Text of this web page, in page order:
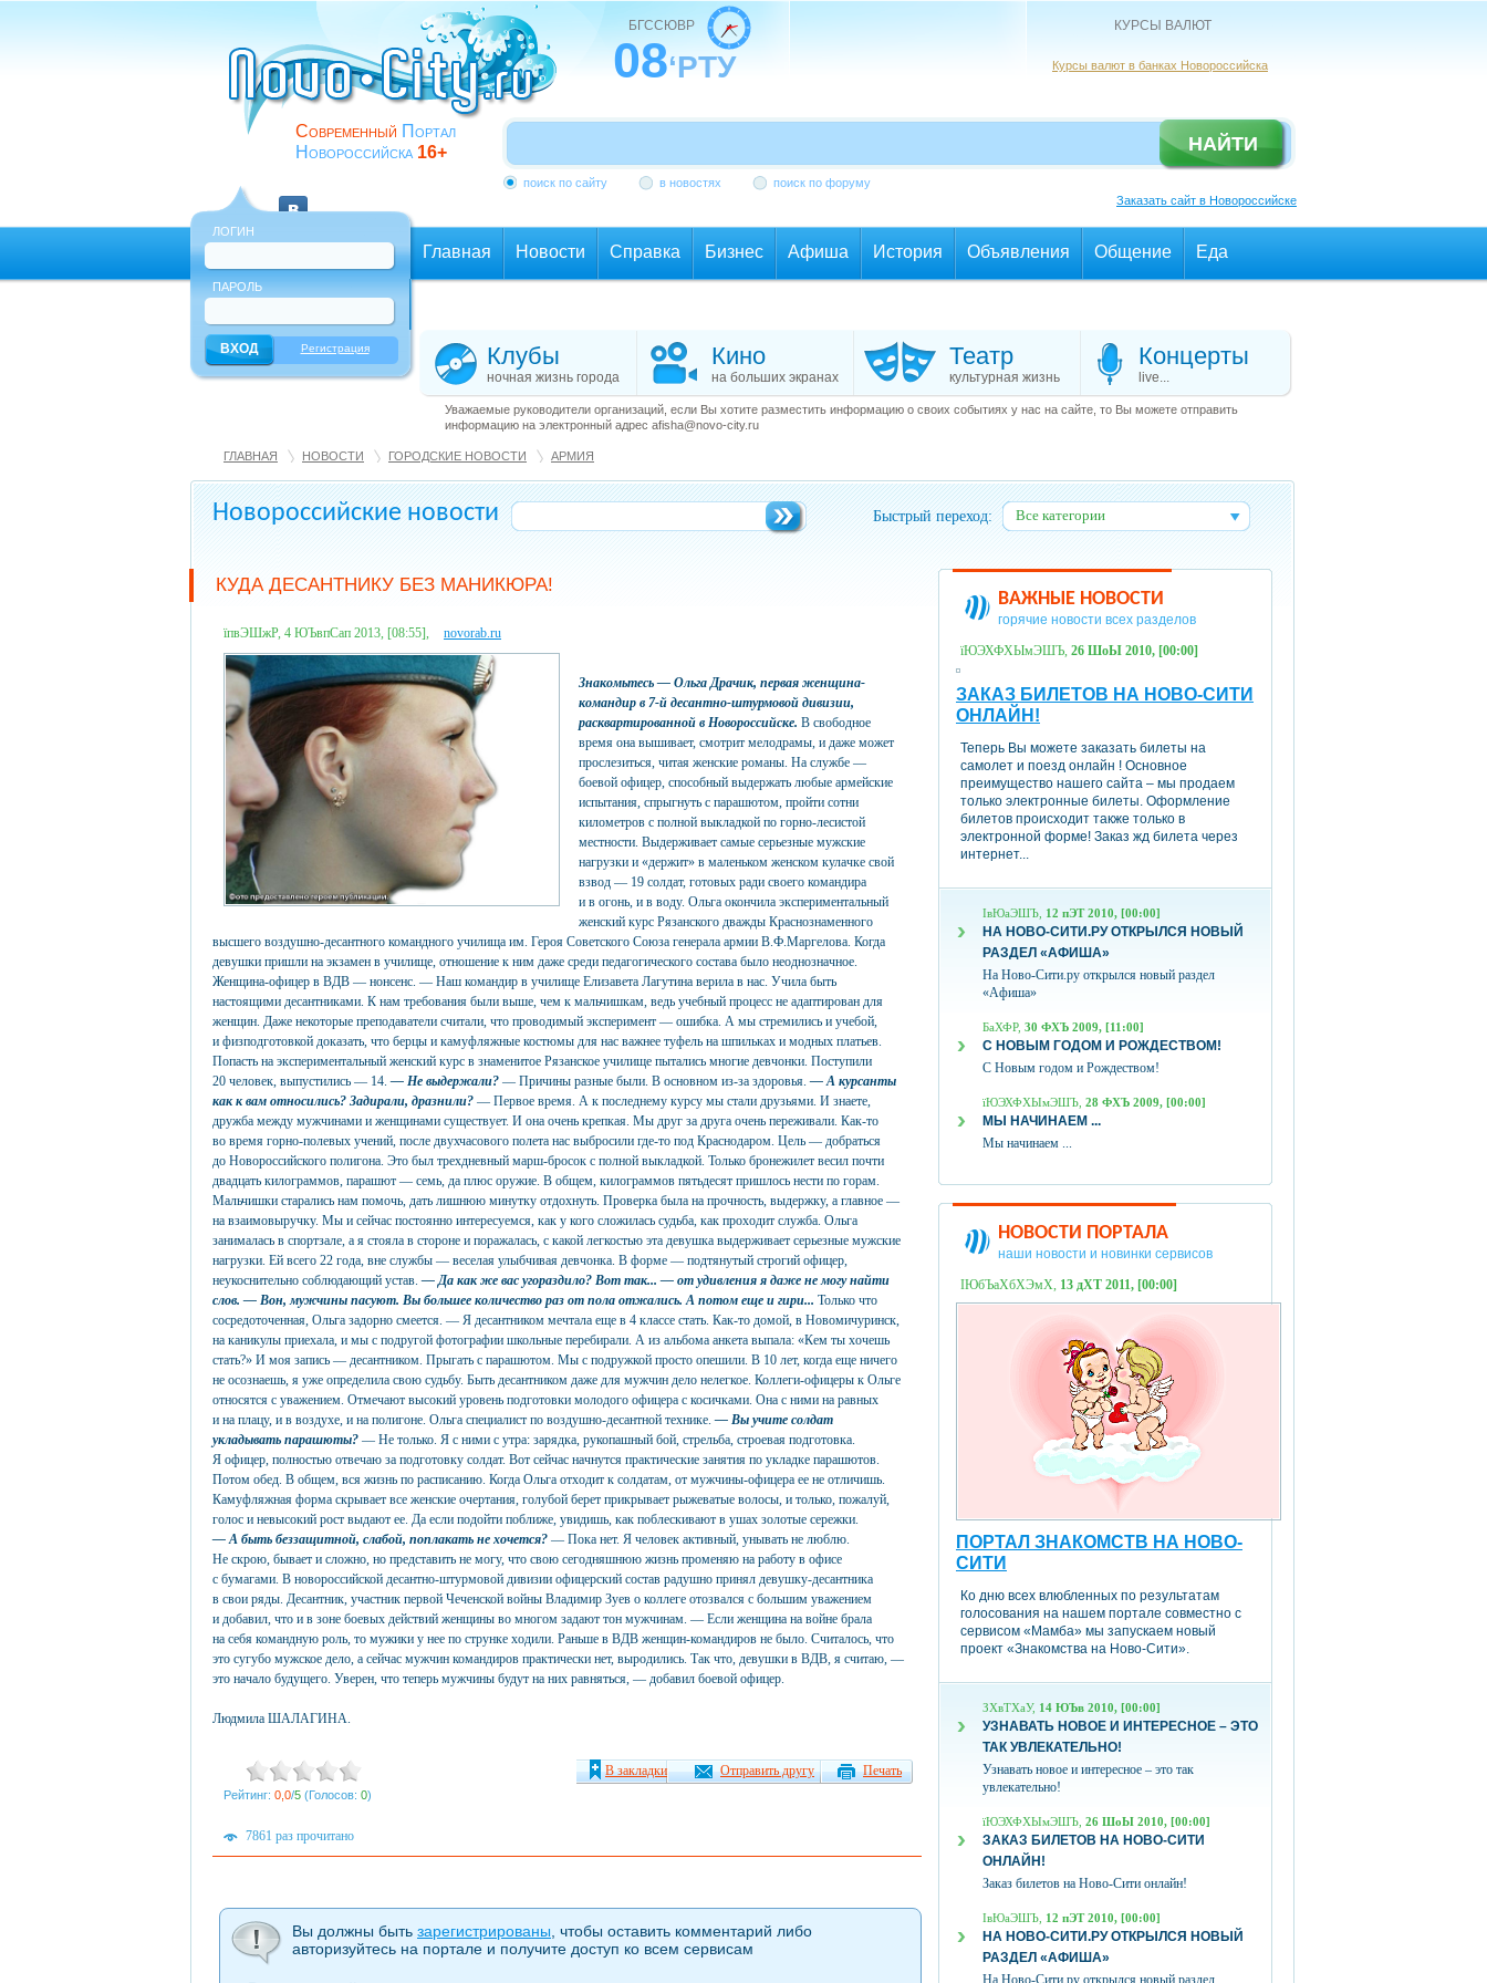
Современный Портал
Новороссийска 16+
БГССЮВР
08‘РТУ
КУРСЫ ВАЛЮТ
Курсы валют в банках Новороссийска
поиск по сайту в новостях
поиск по форуму
Заказать сайт в Новороссийске
ЛОГИН
ПАРОЛЬ
Регистрация
Главная Новости Справка Бизнес Афиша История Объявления Общение Еда
Клубы
ночная жизнь города
Кино
на больших экранах
Театр
культурная жизнь
Концерты
live...
Уважаемые руководители организаций, если Вы хотите разместить информацию о своих событиях у нас на сайте, то Вы можете отправить
информацию на электронный адрес afisha@novo-city.ru
ГЛАВНАЯ НОВОСТИ ГОРОДСКИЕ НОВОСТИ АРМИЯ
Новороссийские новости Быстрый переход: Все категории
КУДА ДЕСАНТНИКУ БЕЗ МАНИКЮРА!
їпвЭШжР, 4 ЮЪвпСап 2013, [08:55], novorab.ru
Знакомьтесь — Ольга Драчик, первая женщина-
командир в 7-й десантно-штурмовой дивизии,
расквартированной в Новороссийске. В свободное
время она вышивает, смотрит мелодрамы, и даже может
прослезиться, читая женские романы. На службе —
боевой офицер, способный выдержать любые армейские
испытания, спрыгнуть с парашютом, пройти сотни
километров с полной выкладкой по горно-лесистой
местности. Выдерживает самые серьезные мужские
нагрузки и «держит» в маленьком женском кулачке свой
взвод — 19 солдат, готовых ради своего командира
и в огонь, и в воду. Ольга окончила экспериментальный
женский курс Рязанского дважды Краснознаменного
высшего воздушно-десантного командного училища им. Героя Советского Союза генерала армии В.Ф.Маргелова. Когда
девушки пришли на экзамен в училище, отношение к ним даже среди педагогического состава было неоднозначное.
Женщина-офицер в ВДВ — нонсенс. — Наш командир в училище Елизавета Лагутина верила в нас. Учила быть
настоящими десантниками. К нам требования были выше, чем к мальчишкам, ведь учебный процесс не адаптирован для
женщин. Даже некоторые преподаватели считали, что проводимый эксперимент — ошибка. А мы стремились и учебой,
и физподготовкой доказать, что берцы и камуфляжные костюмы для нас важнее туфель на шпильках и модных платьев.
Попасть на экспериментальный женский курс в знаменитое Рязанское училище пытались многие девчонки. Поступили
20 человек, выпустились — 14.— Не выдержали? — Причины разные были. В основном из-за здоровья.— А курсанты
как к вам относились? Задирали, дразнили? — Первое время. А к последнему курсу мы стали друзьями. И знаете,
дружба между мужчинами и женщинами существует. И она очень крепкая. Мы друг за друга очень переживали. Как-то
во время горно-полевых учений, после двухчасового полета нас выбросили где-то под Краснодаром. Цель — добраться
до Новороссийского полигона. Это был трехдневный марш-бросок с полной выкладкой. Только бронежилет весил почти
двадцать килограммов, парашют — семь, да плюс оружие. В общем, килограммов пятьдесят пришлось нести по горам.
Мальчишки старались нам помочь, дать лишнюю минутку отдохнуть. Проверка была на прочность, выдержку, а главное —
на взаимовыручку. Мы и сейчас постоянно интересуемся, как у кого сложилась судьба, как проходит служба. Ольга
занималась в спортзале, а я стояла в стороне и поражалась, с какой легкостью эта девушка выдерживает серьезные мужские
нагрузки. Ей всего 22 года, вне службы — веселая улыбчивая девчонка. В форме — подтянутый строгий офицер,
неукоснительно соблюдающий устав.— Да как же вас угораздило? Вот так... — от удивления я даже не могу найти
слов. — Вон, мужчины пасуют. Вы большее количество раз от пола отжались. А потом еще и гири... Только что
сосредоточенная, Ольга задорно смеется. — Я десантником мечтала еще в 4 классе стать. Как-то домой, в Новомичуринск,
на каникулы приехала, и мы с подругой фотографии школьные перебирали. А из альбома анкета выпала: «Кем ты хочешь
стать?» И моя запись — десантником. Прыгать с парашютом. Мы с подружкой просто опешили. В 10 лет, когда еще ничего
не осознаешь, я уже определила свою судьбу. Быть десантником даже для мужчин дело нелегкое. Коллеги-офицеры к Ольге
относятся с уважением. Отмечают высокий уровень подготовки молодого офицера с косичками. Она с ними на равных
и на плацу, и в воздухе, и на полигоне. Ольга специалист по воздушно-десантной технике.— Вы учите солдат
укладывать парашюты? — Не только. Я с ними с утра: зарядка, рукопашный бой, стрельба, строевая подготовка.
Я офицер, полностью отвечаю за подготовку солдат. Вот сейчас начнутся практические занятия по укладке парашютов.
Потом обед. В общем, вся жизнь по расписанию. Когда Ольга отходит к солдатам, от мужчины-офицера ее не отличишь.
Камуфляжная форма скрывает все женские очертания, голубой берет прикрывает рыжеватые волосы, и только, пожалуй,
голос и невысокий рост выдают ее. Да если подойти поближе, увидишь, как поблескивают в ушах золотые сережки.
— А быть беззащитной, слабой, поплакать не хочется? — Пока нет. Я человек активный, унывать не люблю.
Не скрою, бывает и сложно, но представить не могу, что свою сегодняшнюю жизнь променяю на работу в офисе
с бумагами. В новороссийской десантно-штурмовой дивизии офицерский состав радушно принял девушку-десантника
в свои ряды. Десантник, участник первой Чеченской войны Владимир Зуев о коллеге отозвался с большим уважением
и добавил, что и в зоне боевых действий женщины во многом задают тон мужчинам. — Если женщина на войне брала
на себя командную роль, то мужики у нее по струнке ходили. Раньше в ВДВ женщин-командиров не было. Считалось, что
это сугубо мужское дело, а сейчас мужчин командиров практически нет, выродились. Так что, девушки в ВДВ, я считаю, —
это начало будущего. Уверен, что теперь мужчины будут на них равняться, — добавил боевой офицер.
Людмила ШАЛАГИНА.
Рейтинг: 0,0/5 (Голосов: 0)
В закладки Отправить другу Печать
7861 раз прочитано
Вы должны быть зарегистрированы , чтобы оставить комментарий либо
авторизуйтесь на портале и получите доступ ко всем сервисам
ВАЖНЫЕ НОВОСТИ
горячие новости всех разделов
їЮЭХФХЫмЭШЪ, 26 ШоЫ 2010, [00:00]
ЗАКАЗ БИЛЕТОВ НА НОВО-СИТИ
ОНЛАЙН!
Теперь Вы можете заказать билеты на
самолет и поезд онлайн ! Основное
преимущество нашего сайта – мы продаем
только электронные билеты. Оформление
билетов происходит также только в
электронной форме! Заказ жд билета через
интернет...
ІвЮаЭШЪ, 12 пЭТ 2010, [00:00]
НА НОВО-СИТИ.РУ ОТКРЫЛСЯ НОВЫЙ
РАЗДЕЛ «АФИША»
На Ново-Сити.ру открылся новый раздел
«Афиша»
БаХФР, 30 ФХЪ 2009, [11:00]
С НОВЫМ ГОДОМ И РОЖДЕСТВОМ!
С Новым годом и Рождеством!
їЮЭХФХЫмЭШЪ, 28 ФХЪ 2009, [00:00]
МЫ НАЧИНАЕМ ...
Мы начинаем ...
НОВОСТИ ПОРТАЛА
наши новости и новинки сервисов
ІЮбЪаХбХЭмХ, 13 дХТ 2011, [00:00]
ПОРТАЛ ЗНАКОМСТВ НА НОВО-
СИТИ
Ко дню всех влюбленных по результатам
голосования на нашем портале совместно с
сервисом «Мамба» мы запускаем новый
проект «Знакомства на Ново-Сити».
ЗХвТХаУ, 14 ЮЪв 2010, [00:00]
УЗНАВАТЬ НОВОЕ И ИНТЕРЕСНОЕ – ЭТО
ТАК УВЛЕКАТЕЛЬНО!
Узнавать новое и интересное – это так
увлекательно!
їЮЭХФХЫмЭШЪ, 26 ШоЫ 2010, [00:00]
ЗАКАЗ БИЛЕТОВ НА НОВО-СИТИ
ОНЛАЙН!
Заказ билетов на Ново-Сити онлайн!
ІвЮаЭШЪ, 12 пЭТ 2010, [00:00]
НА НОВО-СИТИ.РУ ОТКРЫЛСЯ НОВЫЙ
РАЗДЕЛ «АФИША»
На Ново-Сити.ру открылся новый раздел